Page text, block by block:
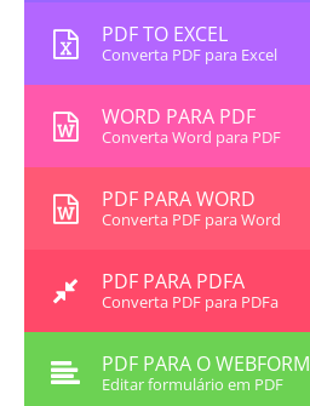
PDF TO EXCEL
Converta PDF para Excel
WORD PARA PDF
Converta Word para PDF
PDF PARA WORD
Converta PDF para Word
PDF PARA PDFA
Converta PDF para PDFa
PDF PARA O WEBFORM
Editar formulário em PDF